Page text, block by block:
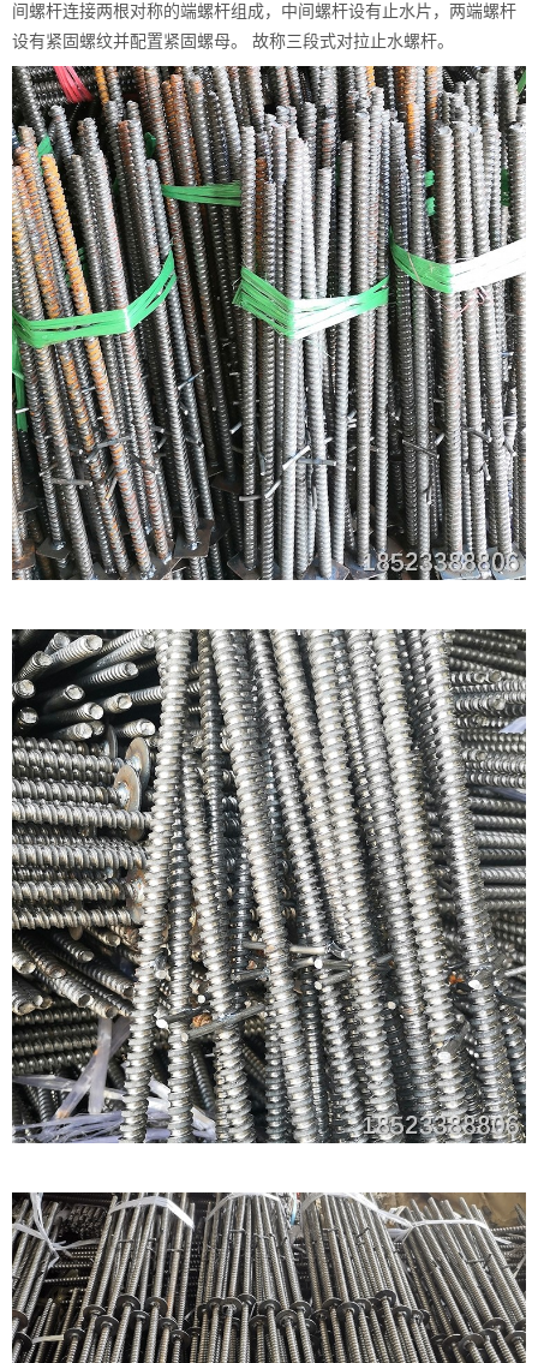
间螺杆连接两根对称的端螺杆组成，中间螺杆设有止水片，两端螺杆
设有紧固螺纹并配置紧固螺母。 故称三段式对拉止水螺杆。